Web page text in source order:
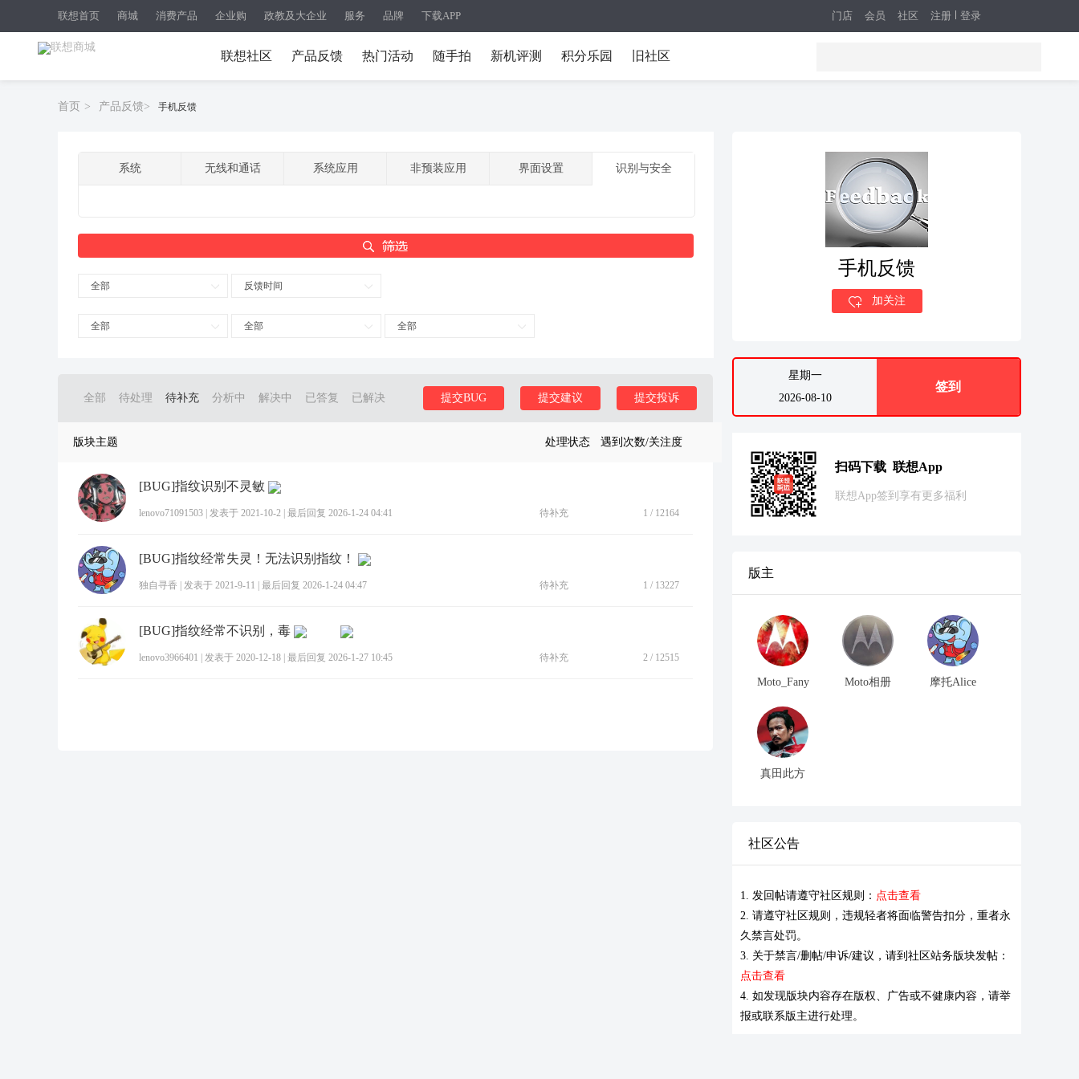
联想首页 商城 消费产品 企业购 政教及大企业 服务 品牌 下载APP 注册 登录
门店 会员 社区
联想社区 产品反馈 热门活动 随手拍 新机评测 积分乐园 旧社区
首页 > 产品反馈> 手机反馈
系统 无线和通话 系统应用 非预装应用 界面设置 识别与安全
全部 反馈时间
全部 全部 全部
全部 待处理 待补充 分析中 解决中 已答复 已解决 提交投诉
提交建议
提交BUG
版块主题 处理状态 遇到次数/关注度
[BUG]指纹识别不灵敏
lenovo71091503 发表于 2021-10-2 最后回复 2026-1-24 04:41 待补充 1 / 12164
[BUG]指纹经常失灵！无法识别指纹！
独自寻香 发表于 2021-9-11 最后回复 2026-1-24 04:47 待补充 1 / 13227
[BUG]指纹经常不识别，毒
lenovo3966401 发表于 2020-12-18 最后回复 2026-1-27 10:45 待补充 2 / 12515
手机反馈
加关注
星期一
2026-08-10
签到
扫码下载 联想App
联想App签到享有更多福利
版主
Moto_Fany Moto相册 摩托Alice
真田此方
社区公告
1. 发回帖请遵守社区规则： 点击查看
2. 请遵守社区规则，违规轻者将面临警告扣分，重者永
久禁言处罚。
3. 关于禁言/删帖/申诉/建议，请到社区站务版块发帖：
点击查看
4. 如发现版块内容存在版权、广告或不健康内容，请举
报或联系版主进行处理。